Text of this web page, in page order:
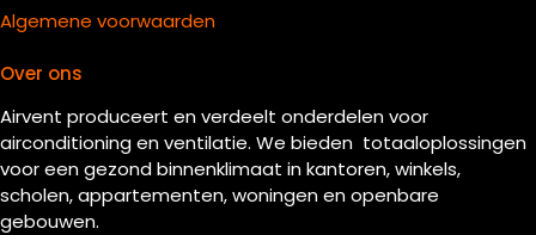
Algemene voorwaarden
Over ons
Airvent produceert en verdeelt onderdelen voor
airconditioning en ventilatie. We bieden totaaloplossingen
voor een gezond binnenklimaat in kantoren, winkels,
scholen, appartementen, woningen en openbare
gebouwen.